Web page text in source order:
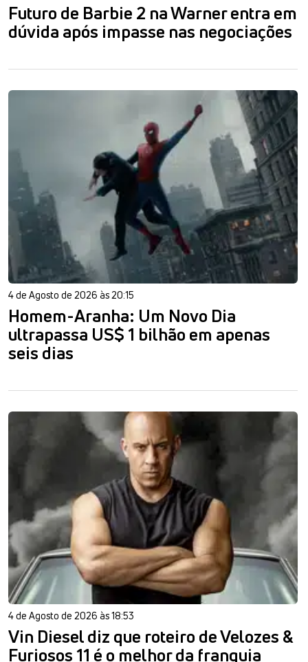
Futuro de Barbie 2 na Warner entra em
dúvida após impasse nas negociações
4 de Agosto de 2026 às 20:15
Homem-Aranha: Um Novo Dia
ultrapassa US$ 1 bilhão em apenas
seis dias
4 de Agosto de 2026 às 18:53
Vin Diesel diz que roteiro de Velozes &
Furiosos 11 é o melhor da franquia